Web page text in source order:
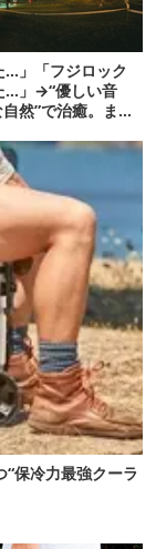
…」「フジロック
…」→“優しい音
然”で治癒。まだ
“保冷力最強クーラ